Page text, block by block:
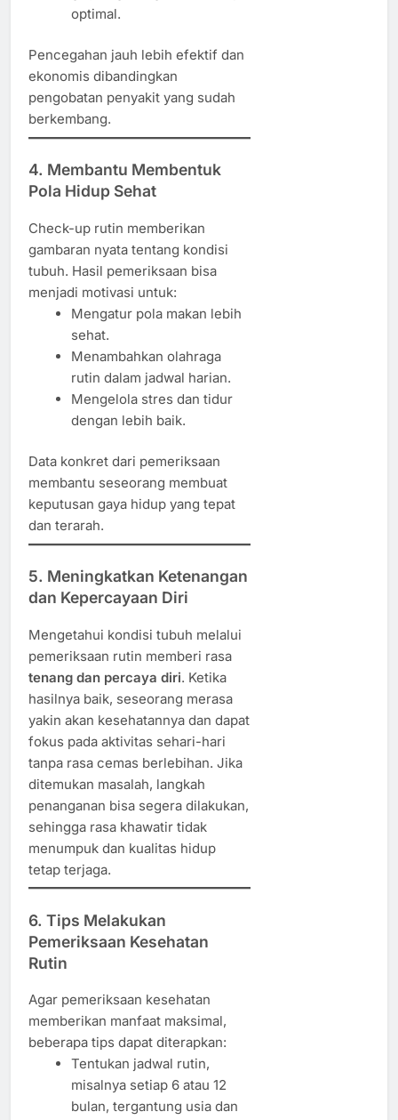
optimal.
Pencegahan jauh lebih efektif dan
ekonomis dibandingkan
pengobatan penyakit yang sudah
berkembang.
4. Membantu Membentuk
Pola Hidup Sehat
Check-up rutin memberikan
gambaran nyata tentang kondisi
tubuh. Hasil pemeriksaan bisa
menjadi motivasi untuk:
Mengatur pola makan lebih
sehat.
Menambahkan olahraga
rutin dalam jadwal harian.
Mengelola stres dan tidur
dengan lebih baik.
Data konkret dari pemeriksaan
membantu seseorang membuat
keputusan gaya hidup yang tepat
dan terarah.
5. Meningkatkan Ketenangan
dan Kepercayaan Diri
Mengetahui kondisi tubuh melalui
pemeriksaan rutin memberi rasa
tenang dan percaya diri. Ketika
hasilnya baik, seseorang merasa
yakin akan kesehatannya dan dapat
fokus pada aktivitas sehari-hari
tanpa rasa cemas berlebihan. Jika
ditemukan masalah, langkah
penanganan bisa segera dilakukan,
sehingga rasa khawatir tidak
menumpuk dan kualitas hidup
tetap terjaga.
6. Tips Melakukan
Pemeriksaan Kesehatan
Rutin
Agar pemeriksaan kesehatan
memberikan manfaat maksimal,
beberapa tips dapat diterapkan:
Tentukan jadwal rutin,
misalnya setiap 6 atau 12
bulan, tergantung usia dan